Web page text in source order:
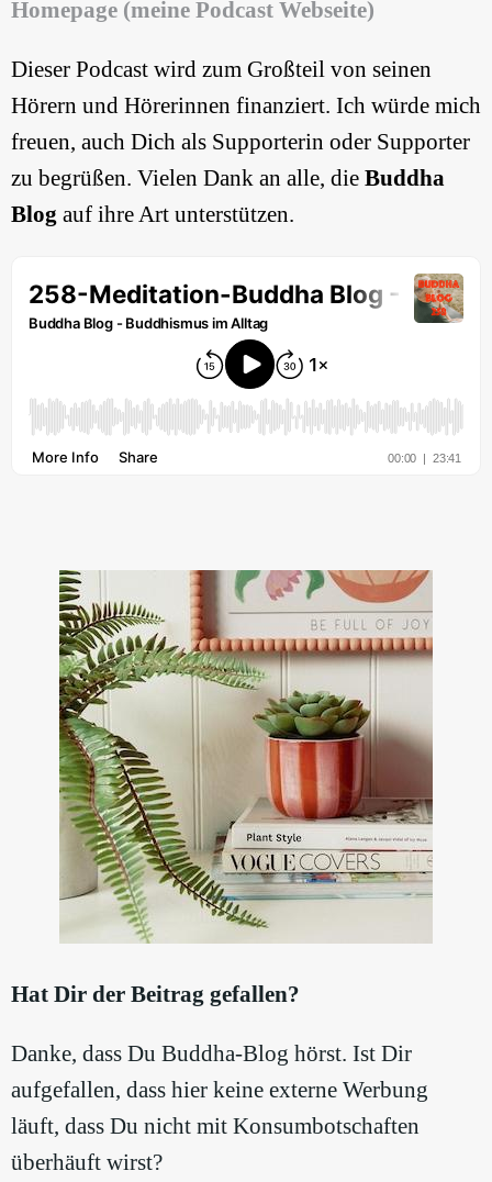
Homepage (meine Podcast Webseite)
Dieser Podcast wird zum Großteil von seinen
Hörern und Hörerinnen finanziert. Ich würde mich
freuen, auch Dich als Supporterin oder Supporter
zu begrüßen. Vielen Dank an alle, die Buddha
Blog auf ihre Art unterstützen.
Hat Dir der Beitrag gefallen?
Danke, dass Du Buddha-Blog hörst. Ist Dir
aufgefallen, dass hier keine externe Werbung
läuft, dass Du nicht mit Konsumbotschaften
überhäuft wirst?